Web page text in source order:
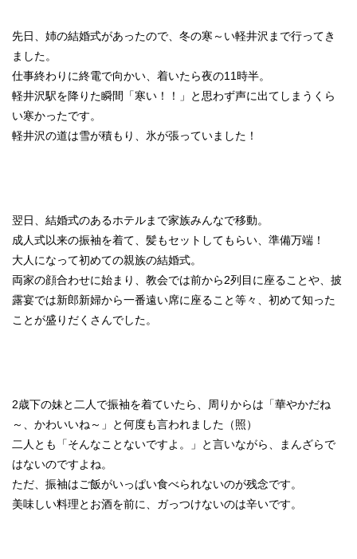
先日、姉の結婚式があったので、冬の寒～い軽井沢まで行ってき
ました。
仕事終わりに終電で向かい、着いたら夜の11時半。
軽井沢駅を降りた瞬間「寒い！！」と思わず声に出てしまうくら
い寒かったです。
軽井沢の道は雪が積もり、氷が張っていました！
翌日、結婚式のあるホテルまで家族みんなで移動。
成人式以来の振袖を着て、髪もセットしてもらい、準備万端！
大人になって初めての親族の結婚式。
両家の顔合わせに始まり、教会では前から2列目に座ることや、披
露宴では新郎新婦から一番遠い席に座ること等々、初めて知った
ことが盛りだくさんでした。
2歳下の妹と二人で振袖を着ていたら、周りからは「華やかだね
～、かわいいね～」と何度も言われました（照）
二人とも「そんなことないですよ。」と言いながら、まんざらで
はないのですよね。
ただ、振袖はご飯がいっぱい食べられないのが残念です。
美味しい料理とお酒を前に、ガっつけないのは辛いです。